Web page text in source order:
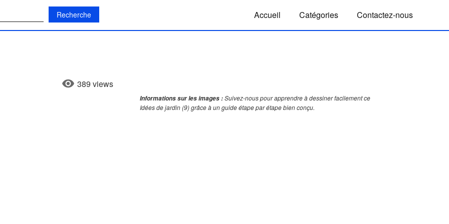
Accueil Catégories Contactez-nous
389 views
Informations sur les images :Suivez-nous pour apprendre à dessiner facilement ce
Idées de jardin (9) grâce à un guide étape par étape bien conçu.